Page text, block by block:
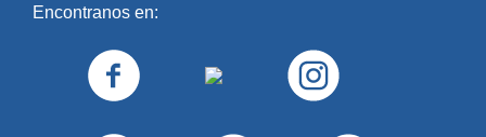
Encontranos en: